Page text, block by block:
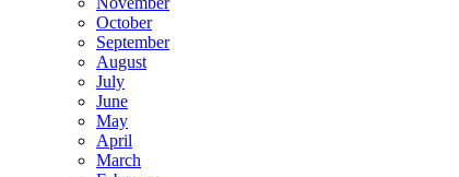
October
September
August
July
June
May
April
March